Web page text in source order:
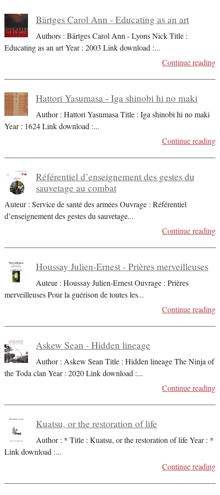
Bärtges Carol Ann - Educating as an art
Authors : Bärtges Carol Ann - Lyons Nick Title :
Educating as an art Year : 2003 Link download :...
Continue reading
Hattori Yasumasa - Iga shinobi hi no maki
Author : Hattori Yasumasa Title : Iga shinobi hi no maki
Year : 1624 Link download :...
Continue reading
Référentiel d’enseignement des gestes du
sauvetage au combat
Auteur : Service de santé des armées Ouvrage : Référentiel
d’enseignement des gestes du sauvetage...
Continue reading
Houssay Julien-Ernest - Prières merveilleuses
Auteur : Houssay Julien-Ernest Ouvrage : Prières
merveilleuses Pour la guérison de toutes les...
Continue reading
Askew Sean - Hidden lineage
Author : Askew Sean Title : Hidden lineage The Ninja of
the Toda clan Year : 2020 Link download :...
Continue reading
Kuatsu, or the restoration of life
Author : * Title : Kuatsu, or the restoration of life Year : *
Link download :...
Continue reading